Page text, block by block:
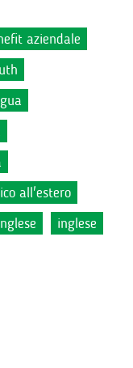
aziendale
all'estero
inglese